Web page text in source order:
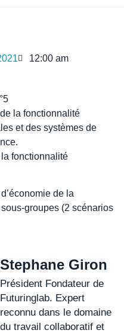
12:00 am
la fonctionnalité
et des systèmes de
la fonctionnalité
de la
groupes (2 scénarios
Stephane Giron
Président Fondateur de
Futuringlab. Expert
reconnu dans le domaine
du travail collaboratif et